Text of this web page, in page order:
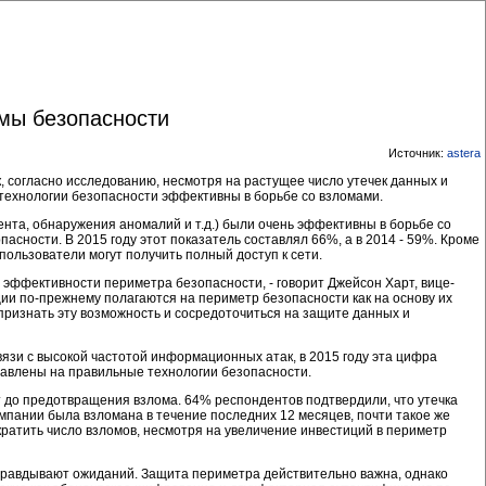
безопасности
Источник: astera
исследованию, несмотря на растущее число утечек данных и
безопасности эффективны в борьбе со взломами.
обнаружения аномалий и т.д.) были очень эффективны в борьбе со
В 2015 году этот показатель составлял 66%, а в 2014 - 59%. Кроме
могут получить полный доступ к сети.
периметра безопасности, - говорит Джейсон Харт, вице-
по-прежнему полагаются на периметр безопасности как на основу их
эту возможность и сосредоточиться на защите данных и
с высокой частотой информационных атак, в 2015 году эта цифра
на правильные технологии безопасности.
предотвращения взлома. 64% респондентов подтвердили, что утечка
была взломана в течение последних 12 месяцев, почти такое же
число взломов, несмотря на увеличение инвестиций в периметр
ожиданий. Защита периметра действительно важна, однако